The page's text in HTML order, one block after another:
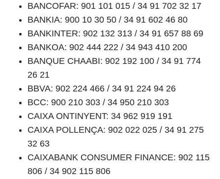
BANCOFAR: 901 101 015 / 34 91 702 32 17
BANKIA: 900 10 30 50 / 34 91 602 46 80
BANKINTER: 902 132 313 / 34 91 657 88 69
BANKOA: 902 444 222 / 34 943 410 200
BANQUE CHAABI: 902 192 100 / 34 91 774
26 21
BBVA: 902 224 466 / 34 91 224 94 26
BCC: 900 210 303 / 34 950 210 303
CAIXA ONTINYENT: 34 962 919 191
CAIXA POLLENÇA: 902 022 025 / 34 91 275
32 63
CAIXABANK CONSUMER FINANCE: 902 115
806 / 34 902 115 806